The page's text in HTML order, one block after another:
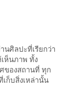
นศิลปะที่เรียกว่า
ห็นภาพ ทั้ง
ของสถานที่ ทุก
ก็บสิ่งเหล่านั้น